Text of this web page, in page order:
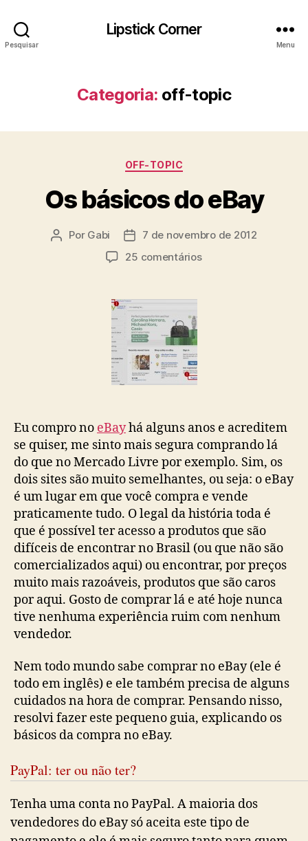
Pesquisar
Lipstick Corner
Menu
Categoria: off-topic
Categorias
OFF-TOPIC
Os básicos do eBay
Autor
Por Gabi
Data
de
7 de novembro de 2012
25 comentáriosem
Eu compro no eBayhá alguns anos e acreditem
se quiser, me sinto mais segura comprando lá
do que no Mercado Livre por exemplo. Sim, os
dois sites são muito semelhantes, ou seja: o eBay
é um lugar em que você compra e vende
praticamente tudo. O legal da história toda é
que é possível ter acesso a produtos que são
difíceis de encontrar no Brasil (ou que não são
comercializados aqui) ou encontrar, por preços
muito mais razoáveis, produtos que são caros
por aqui. Gosto de comprar lá e até hoje nunca
tive nenhuma experiência ruim com nenhum
vendedor.
Nem todo mundo sabe comprar no eBay (ele é
todo em inglês) e ele também precisa de alguns
cuidados na hora de comprar. Pensando nisso,
resolvi fazer este pequeno guia, explicando os
básicos da compra no eBay.
PayPal: ter ou não ter?
Tenha uma conta no PayPal. A maioria dos
vendedores do eBay só aceita este tipo de